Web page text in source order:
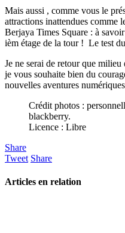
Mais aussi , comme vous le
attractions inattendues comme
Berjaya Times Square : à
ièm étage de la tour ! Le test
Je ne serai de retour que
je vous souhaite bien du
nouvelles aventures
Crédit photos :
blackberry.
Licence : Libre
Share
Tweet Share
Articles en relation